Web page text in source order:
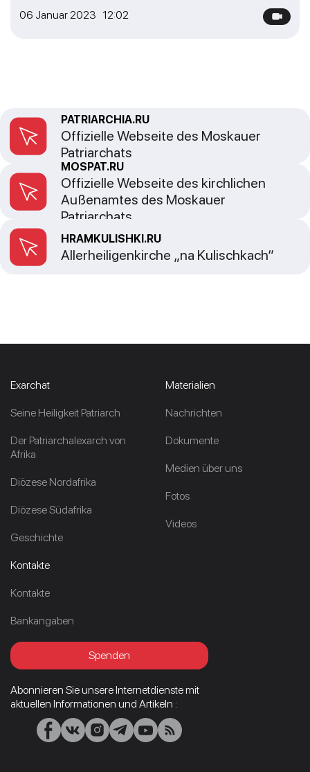
06 Januar 2023 12:02
PATRIARCHIA.RU
Offizielle Webseite des Moskauer
Patriarchats
MOSPAT.RU
Offizielle Webseite des kirchlichen
Außenamtes des Moskauer
Patriarchats
HRAMKULISHKI.RU
Allerheiligenkirche „na Kulischkach“
Exarchat
Seine Heiligkeit Patriarch
Der Patriarchalexarch von
Afrika
Diözese Nordafrika
Diözese Südafrika
Geschichte
Materialien
Nachrichten
Dokumente
Medien über uns
Fotos
Videos
Kontakte
Kontakte
Bankangaben
Spenden
Abonnieren Sie unsere Internetdienste mit
aktuellen Informationen und Artikeln :